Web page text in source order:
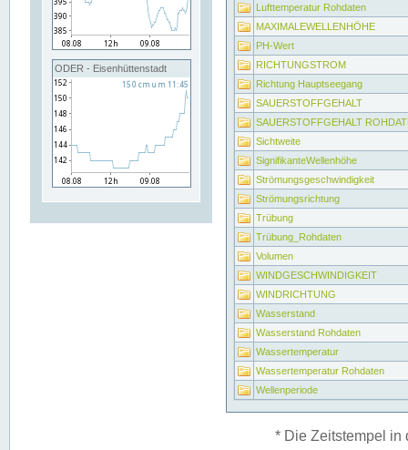
ODER - Eisenhüttenstadt
Lufttemperatur Rohdaten
MAXIMALEWELLENHÖHE
PH-Wert
RICHTUNGSTROM
Richtung Hauptseegang
SAUERSTOFFGEHALT
SAUERSTOFFGEHALT
Sichtweite
SignifikanteWellenhöhe
Strömungsgeschwindigkeit
Strömungsrichtung
Trübung
Trübung_Rohdaten
Volumen
WINDGESCHWINDIGKEIT
WINDRICHTUNG
Wasserstand
Wasserstand Rohdaten
Wassertemperatur
Wassertemperatur Rohdaten
Wellenperiode
* Die Zeitstempel in